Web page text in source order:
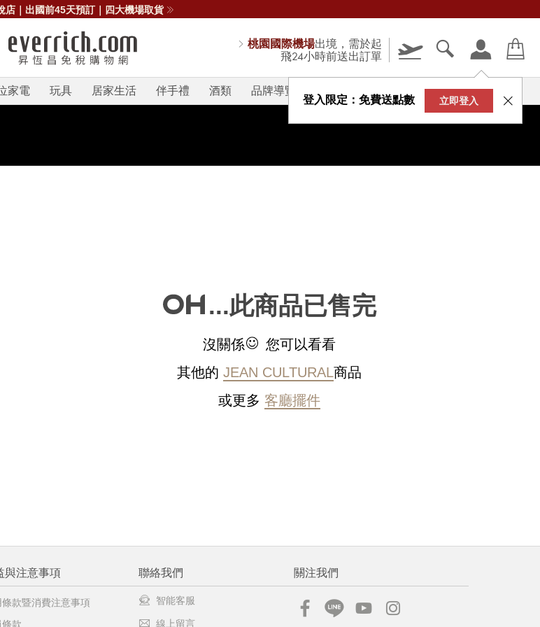
店｜出國前45天預訂｜四大機場取貨
桃園國際機場出境，需於起
飛24小時前送出訂單
登入限定：免費送點數 立即登入
家電 玩具 居家生活 伴手禮 酒類 品牌導覽 V-STORY
相同，細節或訂購流程指引，請瀏覽購物流程說
...此商品已售完
沒關係
您可以看看
其他的 JEAN CULTURAL商品
或更多 客廳擺件
與注意事項
款暨消費注意事項
款
聯絡我們
智能客服
線上留言
關注我們